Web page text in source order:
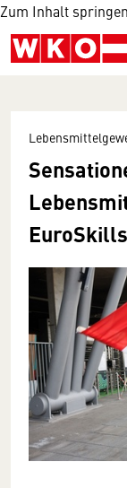
Zum Inhalt springen